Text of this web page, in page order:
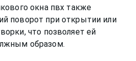
окна пвх также
поворот при открытии или
что позволяет ей
образом.